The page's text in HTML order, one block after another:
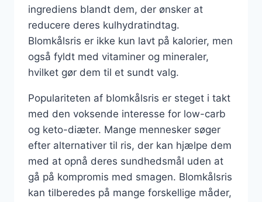
ingrediens blandt dem, der ønsker at
reducere deres kulhydratindtag.
Blomkålsris er ikke kun lavt på kalorier, men
også fyldt med vitaminer og mineraler,
hvilket gør dem til et sundt valg.
Populariteten af blomkålsris er steget i takt
med den voksende interesse for low-carb
og keto-diæter. Mange mennesker søger
efter alternativer til ris, der kan hjælpe dem
med at opnå deres sundhedsmål uden at
gå på kompromis med smagen. Blomkålsris
kan tilberedes på mange forskellige måder,